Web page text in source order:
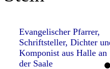
Evangelischer Pfarrer,
Schriftsteller, Dichter
Komponist aus Halle an
der Saale